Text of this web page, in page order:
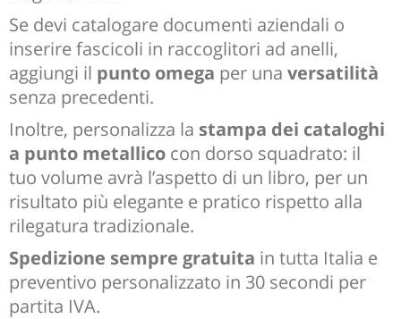
Se devi catalogare documenti aziendali o
inserire fascicoli in raccoglitori ad anelli,
aggiungi il punto omega per una versatilità
senza precedenti.
Inoltre, personalizza la stampa dei cataloghi
a punto metallico con dorso squadrato: il
tuo volume avrà l’aspetto di un libro, per un
risultato più elegante e pratico rispetto alla
rilegatura tradizionale.
Spedizione sempre gratuita in tutta Italia e
preventivo personalizzato in 30 secondi per
partita IVA.